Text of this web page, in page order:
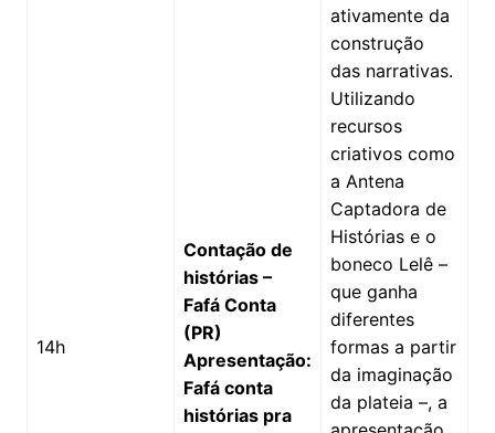
14h
Contação de
histórias –
Fafá Conta
(PR)
Apresentação:
Fafá conta
histórias pra
ativamente da
construção
das narrativas.
Utilizando
recursos
criativos como
a Antena
Captadora de
Histórias e o
boneco Lelê –
que ganha
diferentes
formas a partir
da imaginação
da plateia –, a